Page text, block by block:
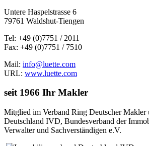
Untere Haspelstrasse 6
79761 Waldshut-Tiengen
Tel: +49 (0)7751 / 2011
Fax: +49 (0)7751 / 7510
Mail: info@luette.com
URL: www.luette.com
seit 1966 Ihr Makler
Mitglied im Verband Ring Deutscher Makler
Deutschland IVD, Bundesverband der
Verwalter und Sachverständigen e.V.